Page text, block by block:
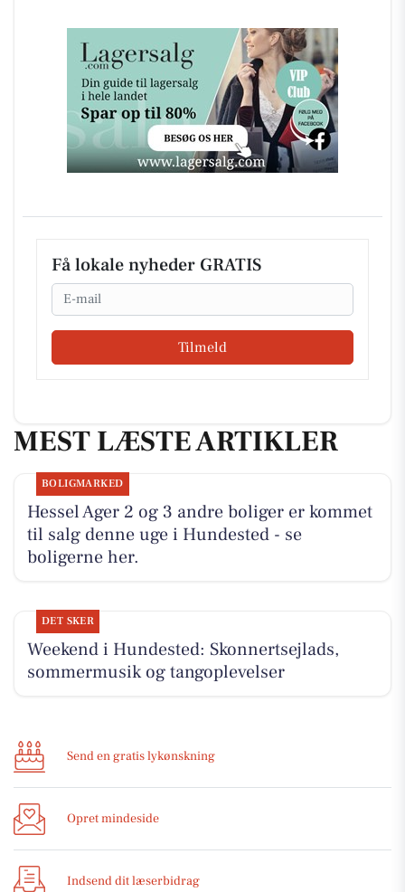
Få lokale nyheder GRATIS
Email
Tilmeld
MEST LÆSTE ARTIKLER
BOLIGMARKED
Hessel Ager 2 og 3 andre boliger er kommet
til salg denne uge i Hundested - se
boligerne her.
DET SKER
Weekend i Hundested: Skonnertsejlads,
sommermusik og tangoplevelser
Send en gratis lykønskning
Opret mindeside
Indsend dit læserbidrag